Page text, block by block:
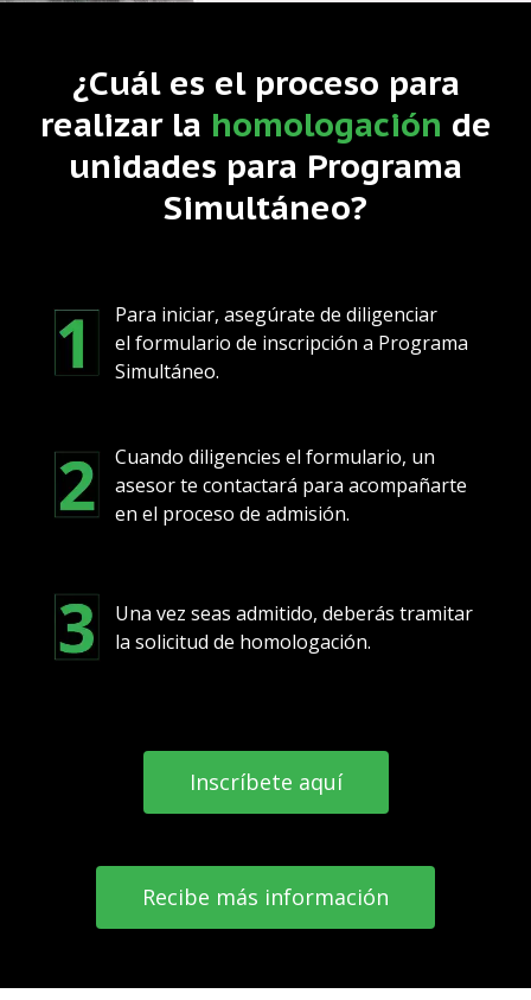
¿Cuál es el proceso para
realizar la homologación de
unidades para Programa
Simultáneo?
Para iniciar, asegúrate de diligenciar
el formulario de inscripción a Programa
Simultáneo.
Cuando diligencies el formulario, un
asesor te contactará para acompañarte
en el proceso de admisión.
Una vez seas admitido, deberás tramitar
la solicitud de homologación.
Inscríbete aquí
Recibe más información